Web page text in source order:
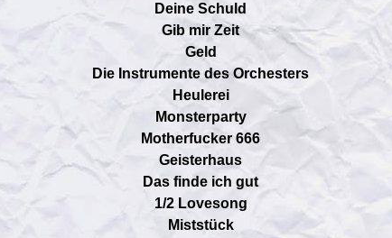
Deine Schuld
Gib mir Zeit
Geld
Die Instrumente des Orchesters
Heulerei
Monsterparty
Motherfucker 666
Geisterhaus
Das finde ich gut
1/2 Lovesong
Miststück